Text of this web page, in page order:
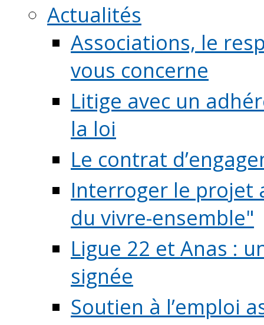
Actualités
Associations, le
vous concerne
Litige avec un
la loi
Le contrat
Interroger le projet
du vivre-ensemble"
Ligue 22 et Anas :
signée
Soutien à l’emploi